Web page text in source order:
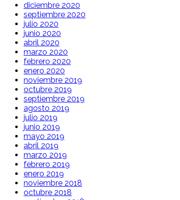
diciembre 2020
septiembre 2020
julio 2020
junio 2020
abril 2020
marzo 2020
febrero 2020
enero 2020
noviembre 2019
octubre 2019
septiembre 2019
agosto 2019
julio 2019
junio 2019
mayo 2019
abril 2019
marzo 2019
febrero 2019
enero 2019
noviembre 2018
octubre 2018